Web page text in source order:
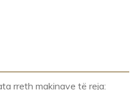
rreth makinave të reja: